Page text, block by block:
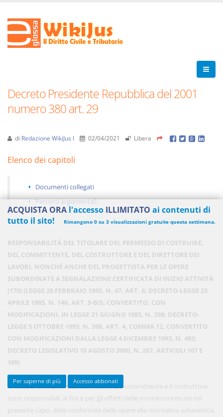
Decreto Presidente Repubblica del 2001
numero 380 art. 29
di Redazione WikiJus I 02/04/2021 Libera
Elenco dei capitoli
Documenti collegati
Percorsi argomentali
RESPONSABILITÀ DEL TITOLARE DEL PERMESSO DI COSTRUIRE,
DEL COMMITTENTE, DEL COSTRUTTORE E DEL DIRETTORE DEI
LAVORI, NONCHÉ ANCHE DEL PROGETTISTA PER LE OPERE
SUBORDINATE A SEGNALAZIONE CERTIFICATA DI INIZIO ATTIVITÀ
(179) (LEGGE 28 FEBBRAIO 1985, N. 47, ART. 6; DECRETO-LEGGE 23
APRILE 1985, N. 146, ART. 5-BIS, CONVERTITO, CON
MODIFICAZIONI, IN LEGGE 21 GIUGNO 1985, N. 298; DECRETO-
LEGGE 5 OTTOBRE 1993, N. 398, ART. 4, COMMA 12, CONVERTITO
CON MODIFICAZIONI DALLA LEGGE 4 DICEMBRE 1993, N. 493;
DECRETO LEGISLATIVO 18 AGOSTO 2000, N. 267, ARTICOLI 107 E
109)
1. Il titolare del permesso di costruire, il committente e il costruttore
sono responsabili, ai fini e per gli effetti delle norme contenute nel
presente capo, della conformità delle opere alla normativa urbanistica,
ACQUISTA ORA l'accesso ILLIMITATO ai contenuti di
tutto il sito!
Rimangono 0 su 3 visualizzazioni gratuite questa settimana.
450,00 € ANNUALI
anziché 570.00€, risparmi il 21%!
Acquista ora
48,00 €
Per saperne di più Accesso abbonati